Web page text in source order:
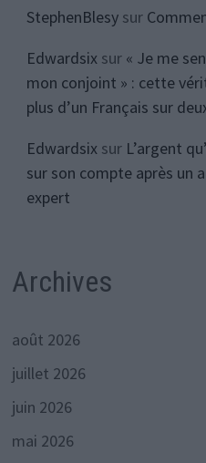
StephenBlesysur
Edwardsixsur « Je me
mon conjoint » : cette
plus d’un Français sur
Edwardsixsur L’argent
sur son compte après un
expert
Archives
août 2026
juillet 2026
juin 2026
mai 2026